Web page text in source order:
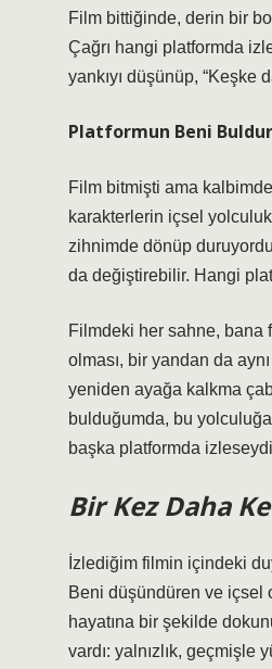
Film bittiğinde, derin bir
Çağrı hangi platformda
yankıyı düşünüp, “Keşke
Platformun Beni
Film bitmişti ama
karakterlerin içsel
zihnimde dönüp
da değiştirebilir. Hangi
Filmdeki her sahne, bana
olması, bir yandan da
yeniden ayağa kalkma
bulduğumda, bu
başka platformda
Bir Kez Daha
İzlediğim filmin içindeki
Beni düşündüren ve içsel
hayatına bir şekilde
vardı: yalnızlık,